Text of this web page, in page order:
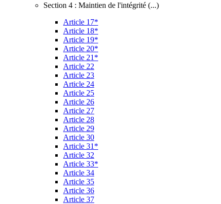
Section 4 : Maintien de l'intégrité (...)
Article 17*
Article 18*
Article 19*
Article 20*
Article 21*
Article 22
Article 23
Article 24
Article 25
Article 26
Article 27
Article 28
Article 29
Article 30
Article 31*
Article 32
Article 33*
Article 34
Article 35
Article 36
Article 37